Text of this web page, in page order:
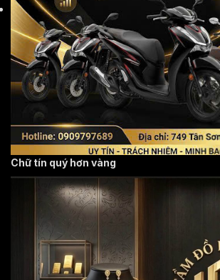
Chữ tín quý hơn vàng